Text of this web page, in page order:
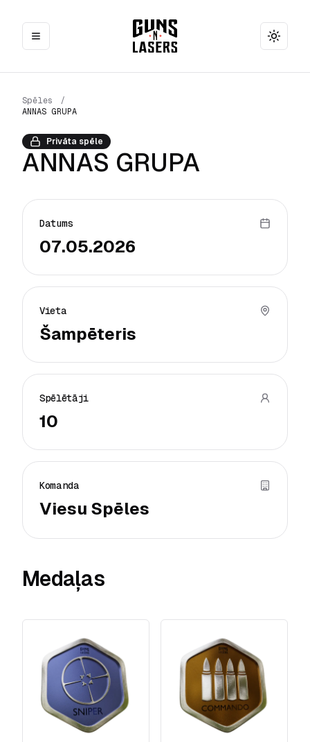
Toggle
Spēles
/
ANNAS GRUPA
Privāta spēle
ANNAS GRUPA
Datums
07.05.2026
Vieta
Šampēteris
Spēlētāji
10
Komanda
Viesu Spēles
Medaļas